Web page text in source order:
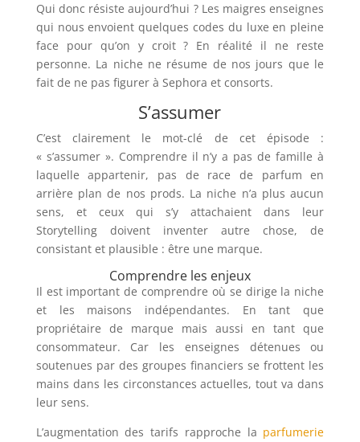
Qui donc résiste aujourd’hui ? Les maigres enseignes
qui nous envoient quelques codes du luxe en pleine
face pour qu’on y croit ? En réalité il ne reste
personne. La niche ne résume de nos jours que le
fait de ne pas figurer à Sephora et consorts.
S’assumer
C’est clairement le mot-clé de cet épisode :
« s’assumer ». Comprendre il n’y a pas de famille à
laquelle appartenir, pas de race de parfum en
arrière plan de nos prods. La niche n’a plus aucun
sens, et ceux qui s’y attachaient dans leur
Storytelling doivent inventer autre chose, de
consistant et plausible : être une marque.
Comprendre les enjeux
Il est important de comprendre où se dirige la niche
et les maisons indépendantes. En tant que
propriétaire de marque mais aussi en tant que
consommateur. Car les enseignes détenues ou
soutenues par des groupes financiers se frottent les
mains dans les circonstances actuelles, tout va dans
leur sens.
L’augmentation des tarifs rapproche la parfumerie